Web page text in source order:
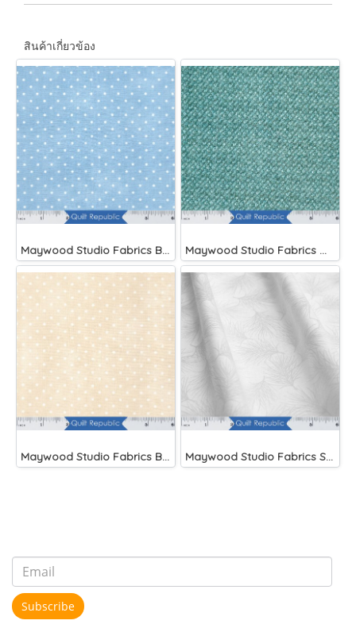
สินค้าเกี่ยวข้อง
Maywood Studio Fabrics Beautiful Basics Blue Maywood Studio Fabrics Woolies Flannel Green
Maywood Studio Fabrics Beautiful Basics Cream Maywood Studio Fabrics Solitaire Whites
Subscribe